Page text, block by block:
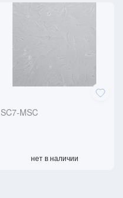
SC7-MSC
нет в наличии